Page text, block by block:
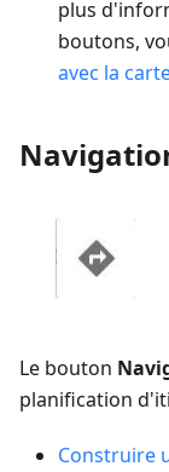
plus
boutons,
avec la
Le bouton
planification
Construire